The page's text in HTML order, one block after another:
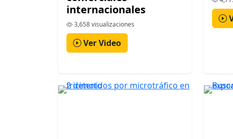
internacionales
3,658 visualizaciones
Ver Video